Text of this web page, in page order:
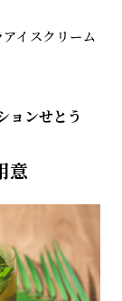
イスクリーム
ョンせとう
意